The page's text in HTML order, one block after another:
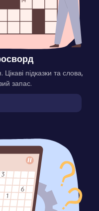
підказки та слова,
запас.